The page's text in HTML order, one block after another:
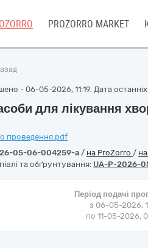
PROZORRO MARKET
- 06-05-2026, 11:19. Дата
для лікування
проведення.pdf
05-06-004259-a / на ProZorro /
та обґрунтування: UA-P-2026-
Період подачі
з 06-05-2026,
по 11-05-2026,